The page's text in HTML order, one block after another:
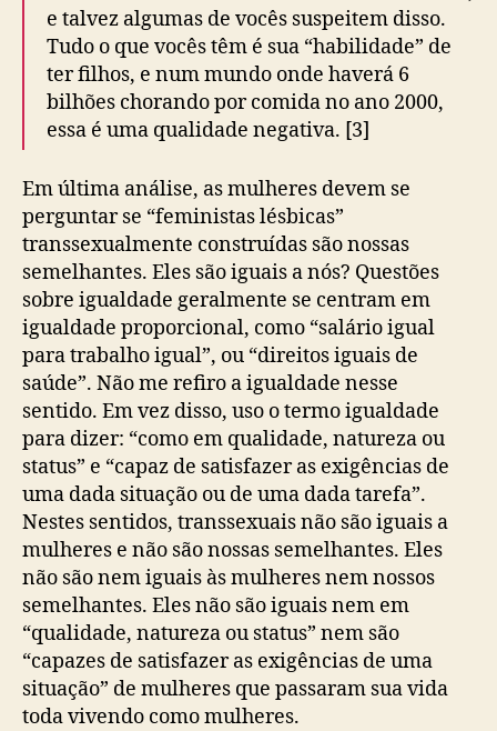
e talvez algumas de vocês suspeitem disso.
Tudo o que vocês têm é sua “habilidade” de
ter filhos, e num mundo onde haverá 6
bilhões chorando por comida no ano 2000,
essa é uma qualidade negativa. [3]
Em última análise, as mulheres devem se
perguntar se “feministas lésbicas”
transsexualmente construídas são nossas
semelhantes. Eles são iguais a nós? Questões
sobre igualdade geralmente se centram em
igualdade proporcional, como “salário igual
para trabalho igual”, ou “direitos iguais de
saúde”. Não me refiro a igualdade nesse
sentido. Em vez disso, uso o termo igualdade
para dizer: “como em qualidade, natureza ou
status” e “capaz de satisfazer as exigências de
uma dada situação ou de uma dada tarefa”.
Nestes sentidos, transsexuais não são iguais a
mulheres e não são nossas semelhantes. Eles
não são nem iguais às mulheres nem nossos
semelhantes. Eles não são iguais nem em
“qualidade, natureza ou status” nem são
“capazes de satisfazer as exigências de uma
situação” de mulheres que passaram sua vida
toda vivendo como mulheres.